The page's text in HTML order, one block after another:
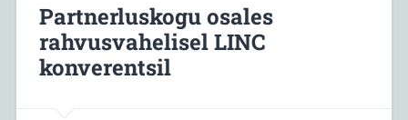
Partnerluskogu osales
rahvusvahelisel LINC
konverentsil